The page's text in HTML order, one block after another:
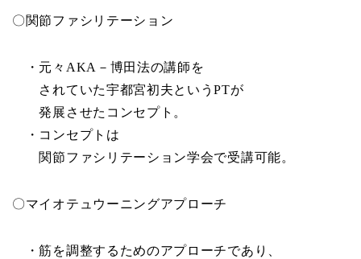
〇関節ファシリテーション
・元々AKA－博田法の講師を
されていた宇都宮初夫というPTが
発展させたコンセプト。
・コンセプトは
関節ファシリテーション学会で受講可能。
〇マイオテュウーニングアプローチ
・筋を調整するためのアプローチであり、